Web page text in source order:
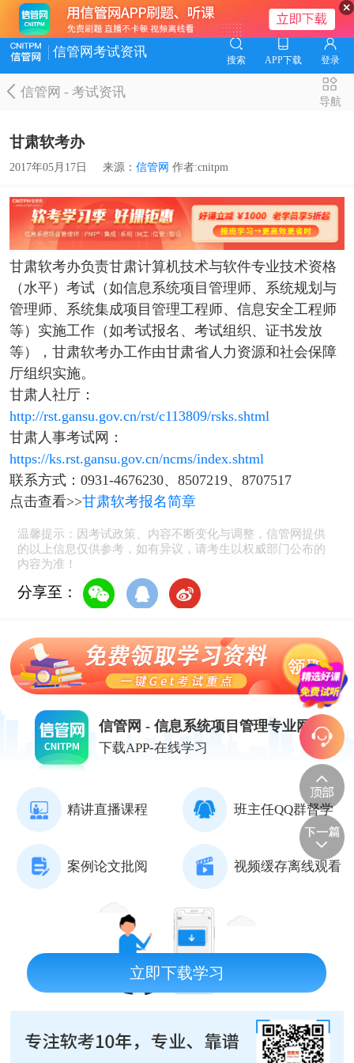
信管网考试资讯
搜索 APP下载 登录
信管网-考试资讯
导航
甘肃软考办
2017年05月17日 来源： 信管网 作者:cnitpm
甘肃软考办负责甘肃计算机技术与软件专业技术资格
（水平）考试（如信息系统项目管理师、系统规划与
管理师、系统集成项目管理工程师、信息安全工程师
等）实施工作（如考试报名、考试组织、证书发放
等），甘肃软考办工作由甘肃省人力资源和社会保障
厅组织实施。
甘肃人社厅：
http://rst.gansu.gov.cn/rst/c113809/rsks.shtml
甘肃人事考试网：
https://ks.rst.gansu.gov.cn/ncms/index.shtml
联系方式：0931-4676230、8507219、8707517
点击查看>>甘肃软考报名简章
温馨提示：因考试政策、内容不断变化与调整，信管网提供
的以上信息仅供参考，如有异议，请考生以权威部门公布的
内容为准！
分享至：
信管网 - 信息系统项目管理专业网站
下载APP-在线学习
精讲直播课程 班主任QQ群督学
案例论文批阅 视频缓存离线观看
立即下载学习